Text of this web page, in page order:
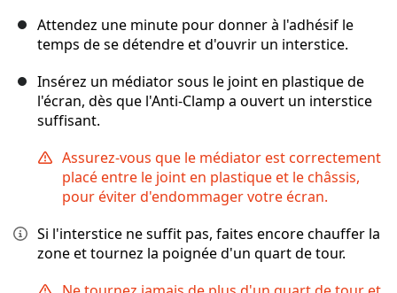
Attendez une minute pour donner à l'adhésif le
temps de se détendre et d'ouvrir un interstice.
Insérez un médiator sous le joint en plastique de
l'écran, dès que l'Anti-Clamp a ouvert un interstice
suffisant.
Assurez-vous que le médiator est correctement
placé entre le joint en plastique et le châssis,
pour éviter d'endommager votre écran.
Si l'interstice ne suffit pas, faites encore chauffer la
zone et tournez la poignée d'un quart de tour.